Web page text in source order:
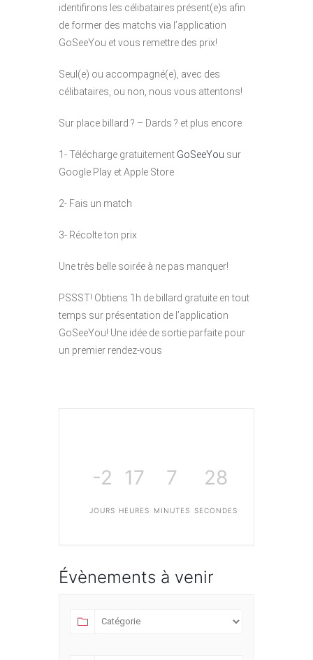
identifirons les célibataires présent(e)s afin
de former des matchs via l’application
GoSeeYou et vous remettre des prix!
Seul(e) ou accompagné(e), avec des
célibataires, ou non, nous vous attentons!
Sur place billard ? – Dards ? et plus encore
1- Télécharge gratuitement GoSeeYou sur
Google Play et Apple Store
2- Fais un match
3- Récolte ton prix
Une très belle soirée à ne pas manquer!
PSSST! Obtiens 1h de billard gratuite en tout
temps sur présentation de l’application
GoSeeYou! Une idée de sortie parfaite pour
un premier rendez-vous
-2
JOURS
17
HEURES
7
MINUTES
28
SECONDES
Évènements à venir